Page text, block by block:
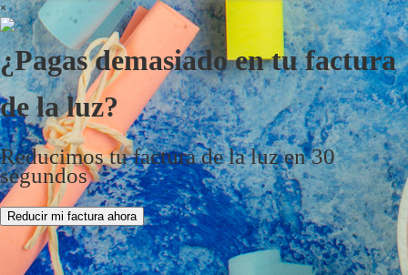
×
¿Pagas demasiado en tu factura
de la luz?
Reducimos tu factura de la luz en 30
segundos
Reducir mi factura ahora